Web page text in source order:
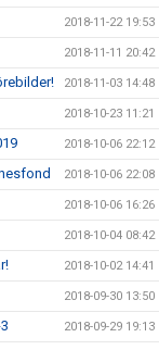
2018-11-22 19:53
2018-11-11 20:42
2018-11-03 14:48
2018-10-23 11:21
2018-10-06 22:12
2018-10-06 22:08
2018-10-06 16:26
2018-10-04 08:42
2018-10-02 14:41
2018-09-30 13:50
2018-09-29 19:13